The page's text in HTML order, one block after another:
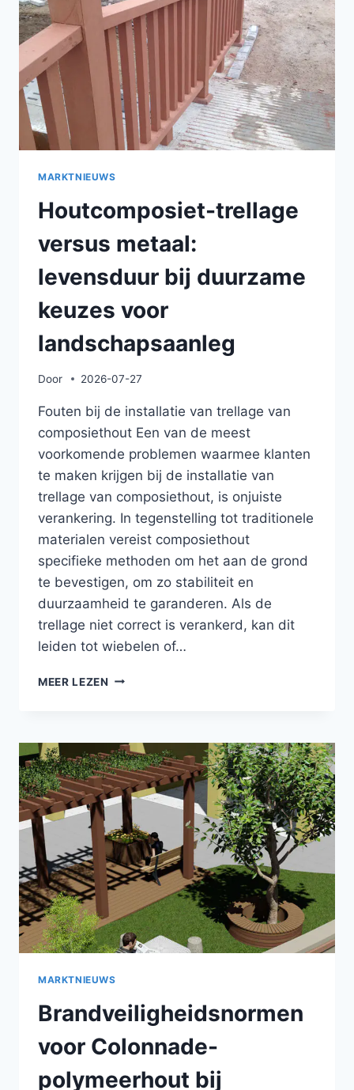
DE
BUITENLUCHT
MARKTNIEUWS
Houtcomposiet-trellage
versus metaal:
levensduur bij duurzame
keuzes voor
landschapsaanleg
Door 2026-07-27
Fouten bij de installatie van trellage van
composiethout Een van de meest
voorkomende problemen waarmee klanten
te maken krijgen bij de installatie van
trellage van composiethout, is onjuiste
verankering. In tegenstelling tot traditionele
materialen vereist composiethout
specifieke methoden om het aan de grond
te bevestigen, om zo stabiliteit en
duurzaamheid te garanderen. Als de
trellage niet correct is verankerd, kan dit
leiden tot wiebelen of…
MEER LEZEN HOUTCOMPOSIET-
LEVENSDUUR
BIJ
DUURZAME
KEUZES
VOOR
LANDSCHAPSAANLEG
MARKTNIEUWS
Brandveiligheidsnormen
voor Colonnade-
polymeerhout bij